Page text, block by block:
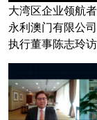
大湾区企业领航
永利澳门有限公
执行董事陈志玲